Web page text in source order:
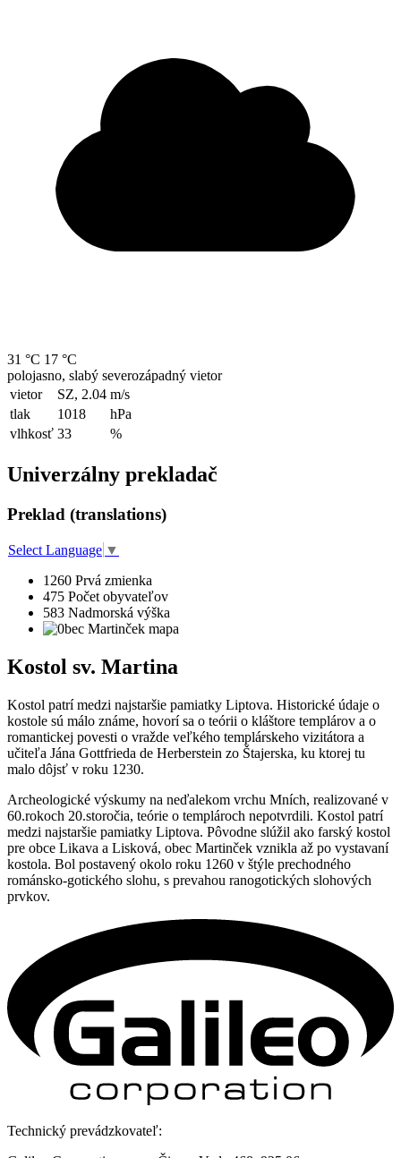
31 °C 17 °C
polojasno, slabý severozápadný vietor
vietor
SZ, 2.04 m/s
tlak
1018
hPa
vlhkosť 33 %
Univerzálny prekladač
Preklad (translations)
Select Language ▼
1260 Prvá zmienka
475 Počet obyvateľov
583 Nadmorská výška
Kostol sv. Martina
Kostol patrí medzi najstaršie pamiatky Liptova. Historické údaje o
kostole sú málo známe, hovorí sa o teórii o kláštore templárov a o
romantickej povesti o vražde veľkého templárskeho vizitátora a
učiteľa Jána Gottfrieda de Herberstein zo Štajerska, ku ktorej tu
malo dôjsť v roku 1230.
Archeologické výskumy na neďalekom vrchu Mních, realizované v
60.rokoch 20.storočia, teórie o templároch nepotvrdili. Kostol patrí
medzi najstaršie pamiatky Liptova. Pôvodne slúžil ako farský kostol
pre obce Likava a Lisková, obec Martinček vznikla až po vystavaní
kostola. Bol postavený okolo roku 1260 v štýle prechodného
románsko-gotického slohu, s prevahou ranogotických slohových
prvkov.
Technický prevádzkovateľ: